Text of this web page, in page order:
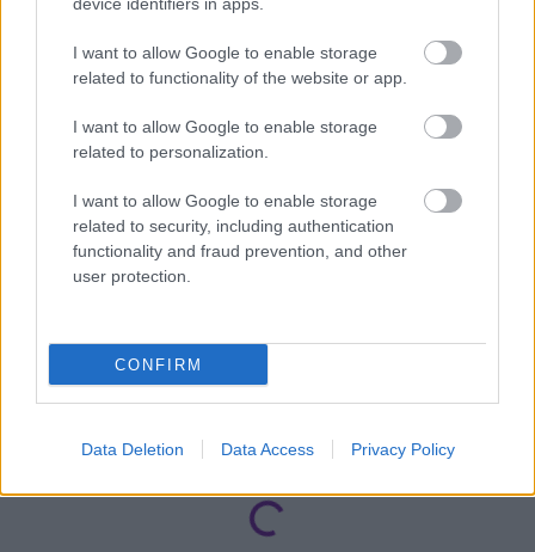
I want to allow Google to enable storage
related to functionality of the website or app.
I want to allow Google to enable storage
related to personalization.
I want to allow Google to enable storage
related to security, including authentication
functionality and fraud prevention, and other
user protection.
CONFIRM
Data Deletion Data Access Privacy Policy
Οι τρεις ισπανικές ομάδες εκπροσωπούν ένα
block, που θεωρεί ότι η εφετινή σεζόν θα πρέπει
να τελειώσει όπως άρχισε (δηλαδή με τις
ισραηλινές ομάδες να παίζουν σε
Ώστε και να μην υπάρξει αλλοίωση του
ανταγωνισμού (κάποιες ομάδες έχουν ήδη παίξει ή
Ολυμπιακός – καιΣόφια), αλλά και το προσεχές
διάστημα μέχρι το τέλος της εφετινής σεζόν να
χρησιμεύσει ως μία ασφαλιστική δικλείδα για την
οριστική αποκλιμάκωση της έντασης στην